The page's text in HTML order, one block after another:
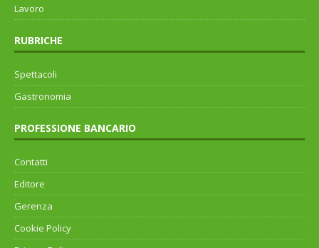
Lavoro
RUBRICHE
Spettacoli
Gastronomia
PROFESSIONE BANCARIO
Contatti
Editore
Gerenza
Cookie Policy